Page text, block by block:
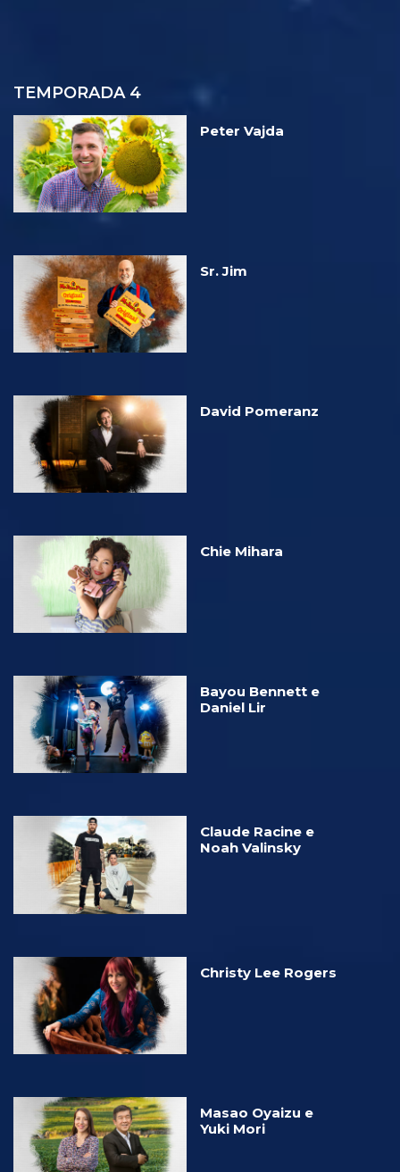
TEMPORADA 4
Peter Vajda
Sr. Jim
David Pomeranz
Chie Mihara
Bayou Bennett e
Daniel Lir
Claude Racine e
Noah Valinsky
Christy Lee Rogers
Masao Oyaizu e
Yuki Mori